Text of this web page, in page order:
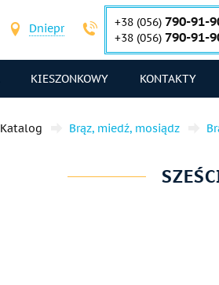
Dniepr +38 (056) 790-91-
+38 (056) 790-91-
KIESZONKOWY KONTAKTY
Katalog Brąz, miedź, mosiądz